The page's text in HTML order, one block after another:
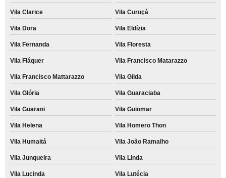
Vila Clarice Vila Curuçá
Vila Dora Vila Eldízia
Vila Fernanda Vila Floresta
Vila Fláquer Vila Francisco Matarazzo
Vila Francisco Mattarazzo Vila Gilda
Vila Glória Vila Guaraciaba
Vila Guarani Vila Guiomar
Vila Helena Vila Homero Thon
Vila Humaitá Vila João Ramalho
Vila Junqueira Vila Linda
Vila Lucinda Vila Lutécia